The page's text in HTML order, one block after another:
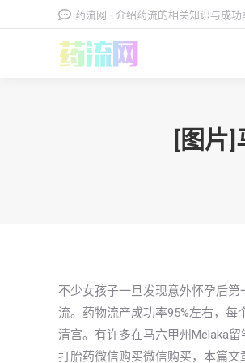
药流网 - 介绍药流的相关知识与成
[图片
不少女孩子一旦发现意外怀孕后
流。药物流产成功率95%左右，
清宫。有许多在马六甲州Melaka
打胎药微信购买微信购买，本篇